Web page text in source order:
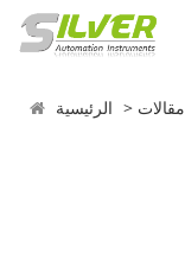
الرئيسية مقالات